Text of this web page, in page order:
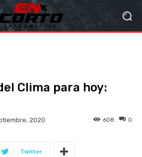
Clima para hoy:
2020 0
608
Twitter